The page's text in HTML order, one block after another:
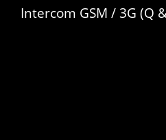
Intercom GSM / 3G (Q